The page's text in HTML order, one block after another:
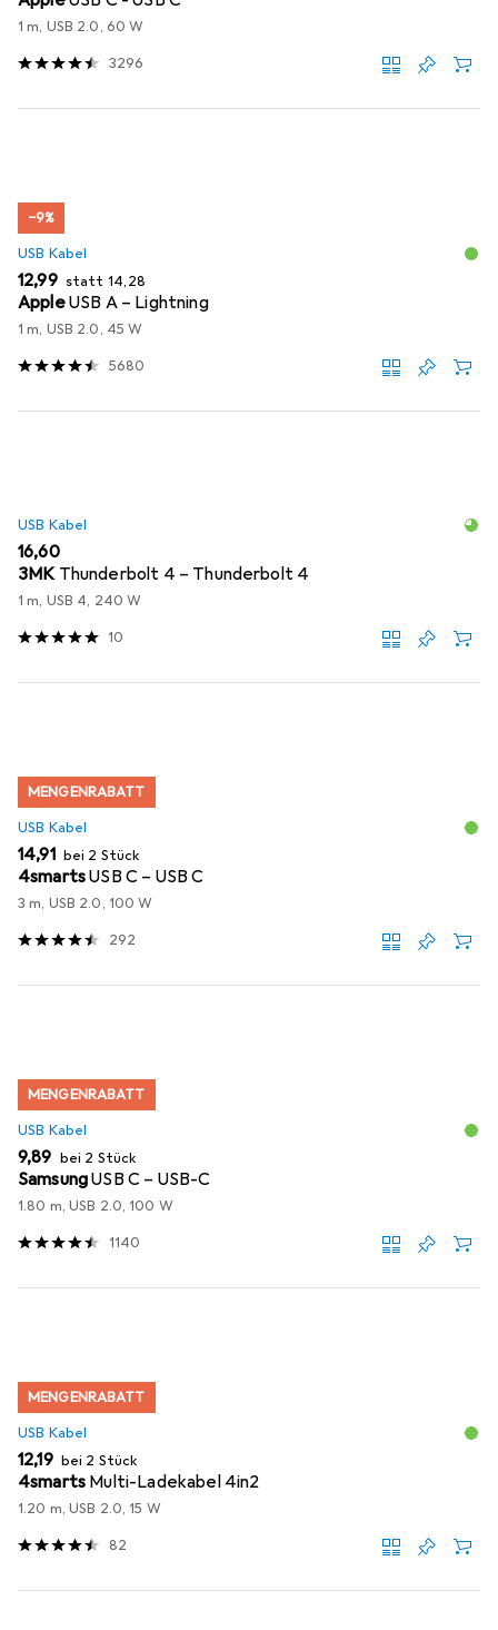
1 m, USB 2.0, 60 W
3296
−9%
USB Kabel
EUR
12,99 statt EUR
14,28
AppleUSB A – Lightning
1 m, USB 2.0, 45 W
5680
USB Kabel
EUR
16,60
3MK Thunderbolt 4 – Thunderbolt 4
1 m, USB 4, 240 W
10
MENGENRABATT
USB Kabel
EUR
14,91 bei 2 Stück
4smartsUSB C – USB C
3 m, USB 2.0, 100 W
292
MENGENRABATT
USB Kabel
EUR
9,89 bei 2 Stück
SamsungUSB C – USB-C
1.80 m, USB 2.0, 100 W
1140
MENGENRABATT
USB Kabel
EUR
12,19 bei 2 Stück
4smarts Multi-Ladekabel 4in2
1.20 m, USB 2.0, 15 W
82